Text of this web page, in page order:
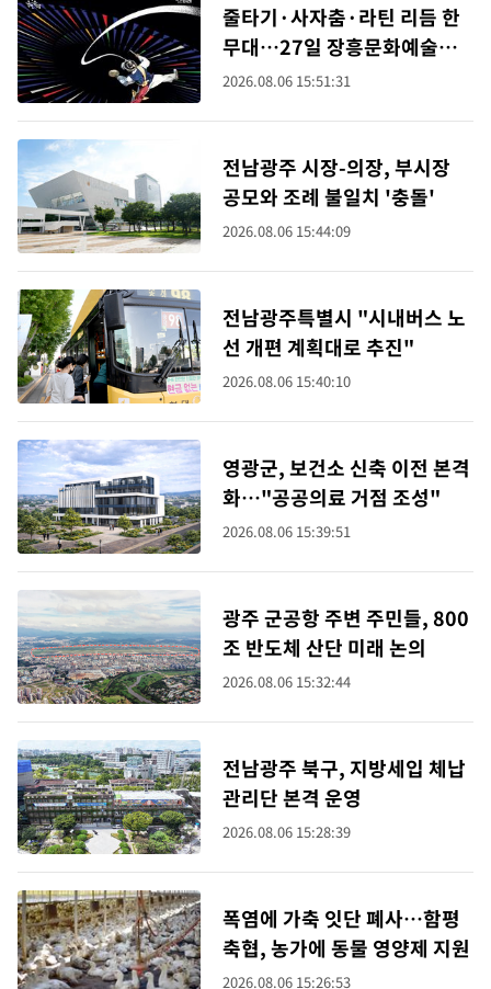
줄타기·사자춤·라틴 리듬 한
무대…27일 장흥문화예술회
관
2026.08.06 15:51:31
전남광주 시장-의장, 부시장
공모와 조례 불일치 '충돌'
2026.08.06 15:44:09
전남광주특별시 "시내버스 노
선 개편 계획대로 추진"
2026.08.06 15:40:10
영광군, 보건소 신축 이전 본격
화…"공공의료 거점 조성"
2026.08.06 15:39:51
광주 군공항 주변 주민들, 800
조 반도체 산단 미래 논의
2026.08.06 15:32:44
전남광주 북구, 지방세입 체납
관리단 본격 운영
2026.08.06 15:28:39
폭염에 가축 잇단 폐사…함평
축협, 농가에 동물 영양제 지원
2026.08.06 15:26:53